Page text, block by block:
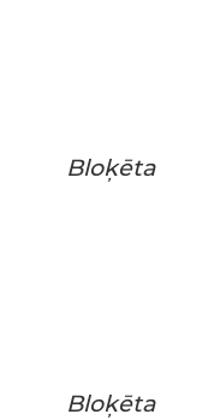
Bloķēta
Bloķēta